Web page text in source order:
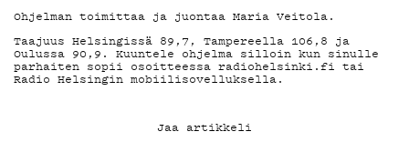
Ohjelman toimittaa ja juontaa Maria Veitola.
Taajuus Helsingissä 89,7, Tampereella 106,8 ja
Oulussa 90,9. Kuuntele ohjelma silloin kun sinulle
parhaiten sopii osoitteessa radiohelsinki.fi tai
Radio Helsingin mobiilisovelluksella.
Jaa artikkeli